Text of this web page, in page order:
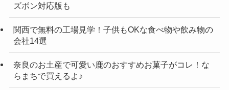
ズボン対応版も
関西で無料の工場見学！子供もOKな食べ物や飲み物の
会社14選
奈良のお土産で可愛い鹿のおすすめお菓子がコレ！な
らまちで買えるよ♪